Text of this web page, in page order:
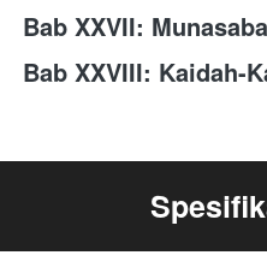
Bab XXVII:
Bab XXVIII: Kaidah-